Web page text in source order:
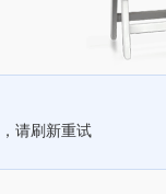
请刷新重试